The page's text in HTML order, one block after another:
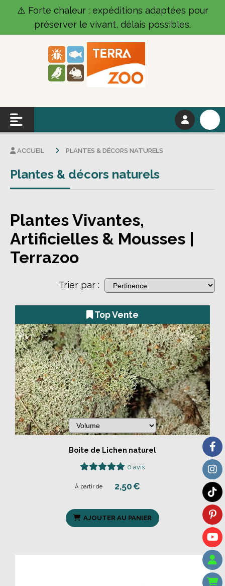
⚠️ Forte chaleur : expéditions adaptées pour
préserver le vivant, délais possibles.
ACCUEIL PLANTES & DÉCORS NATURELS
Plantes & décors naturels
Plantes Vivantes,
Artificielles & Mousses |
Terrazoo
Trier par :
Top Vente
Boite de Lichen naturel
À partir de 2,50€
0 avis
AJOUTER AU PANIER